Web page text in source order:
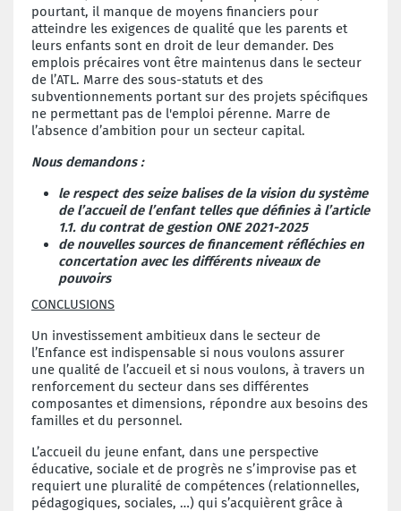
pourtant, il manque de moyens financiers pour
atteindre les exigences de qualité que les parents et
leurs enfants sont en droit de leur demander. Des
emplois précaires vont être maintenus dans le secteur
de l’ATL. Marre des sous-statuts et des
subventionnements portant sur des projets spécifiques
ne permettant pas de l'emploi pérenne. Marre de
l’absence d’ambition pour un secteur capital.
Nous demandons :
le respect des seize balises de la vision du système
de l’accueil de l’enfant telles que définies à l’article
1.1. du contrat de gestion ONE 2021-2025
de nouvelles sources de financement réfléchies en
concertation avec les différents niveaux de
pouvoirs
CONCLUSIONS
Un investissement ambitieux dans le secteur de
l’Enfance est indispensable si nous voulons assurer
une qualité de l’accueil et si nous voulons, à travers un
renforcement du secteur dans ses différentes
composantes et dimensions, répondre aux besoins des
familles et du personnel.
L’accueil du jeune enfant, dans une perspective
éducative, sociale et de progrès ne s’improvise pas et
requiert une pluralité de compétences (relationnelles,
pédagogiques, sociales, …) qui s’acquièrent grâce à